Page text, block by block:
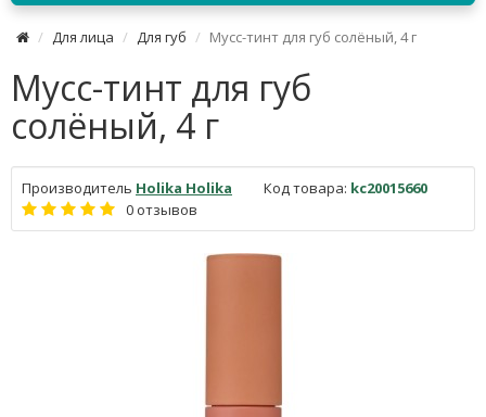
Для лица Для губ Мусс-тинт для губ солёный, 4 г
Мусс-тинт для губ
солёный, 4 г
Производитель Holika Holika Код товара: kc20015660
0 отзывов